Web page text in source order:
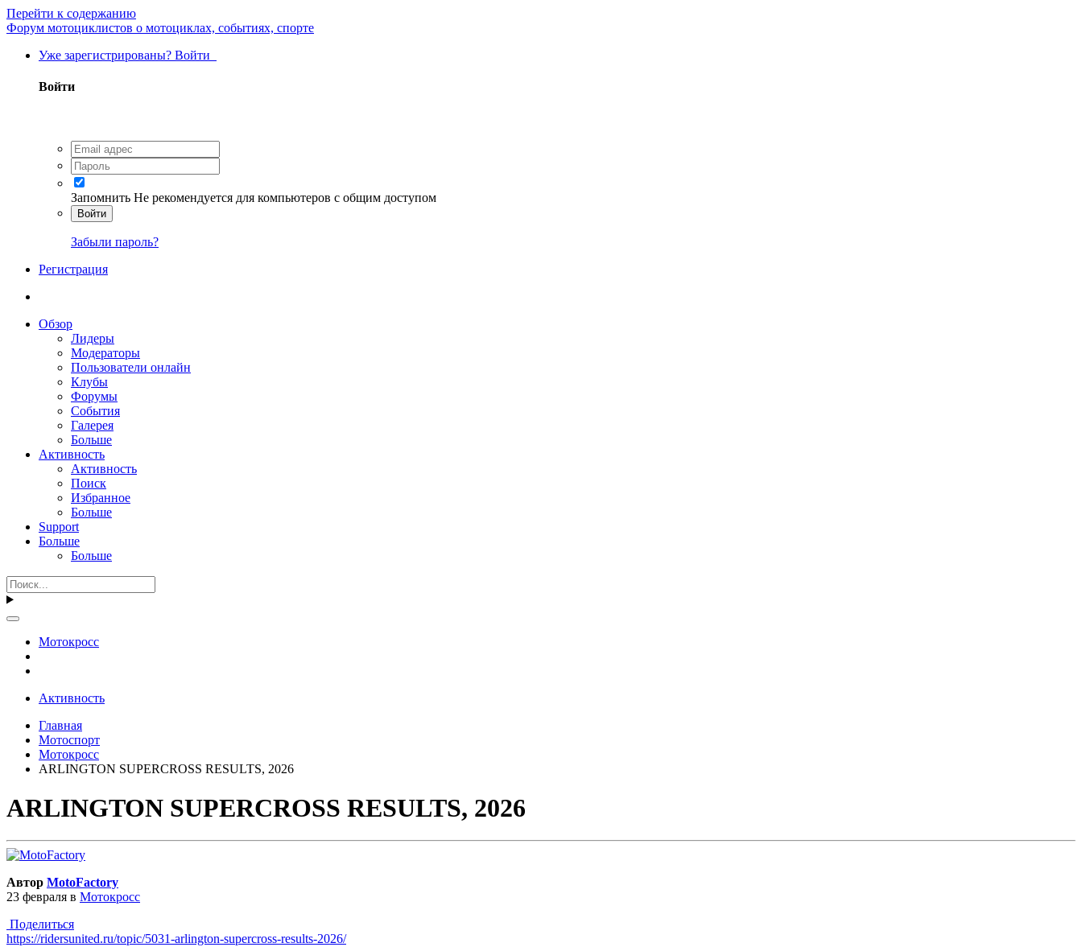
Перейти к содержанию
Форум мотоциклистов о мотоциклах, событиях, спорте
Уже зарегистрированы? Войти
Войти
Запомнить Не рекомендуется для компьютеров с общим доступом
Войти
Забыли пароль?
Регистрация
Обзор
Лидеры
Модераторы
Пользователи онлайн
Клубы
Форумы
События
Галерея
Больше
Активность
Активность
Поиск
Избранное
Больше
Support
Больше
Больше
Мотокросс
Активность
Главная
Мотоспорт
Мотокросс
ARLINGTON SUPERCROSS RESULTS, 2026
ARLINGTON SUPERCROSS RESULTS, 2026
Автор MotoFactory
23 февраля в Мотокросс
Поделиться
https://ridersunited.ru/topic/5031-arlington-supercross-results-2026/